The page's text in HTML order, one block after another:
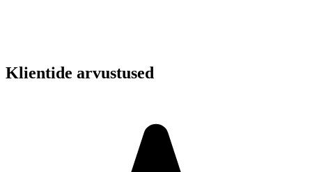
Klientide arvustused